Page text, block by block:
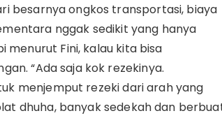
besarnya ongkos transportasi, biaya
nggak sedikit yang hanya
Fini, kalau kita bisa
“Ada saja kok rezekinya.
menjemput rezeki dari arah yang
dhuha, banyak sedekah dan